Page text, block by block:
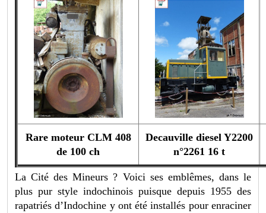
Rare moteur CLM 408
de 100 ch
Decauville diesel Y2200
n°2261 16 t
La Cité des Mineurs ? Voici ses emblêmes, dans le
plus pur style indochinois puisque depuis 1955 des
rapatriés d’Indochine y ont été installés pour enraciner